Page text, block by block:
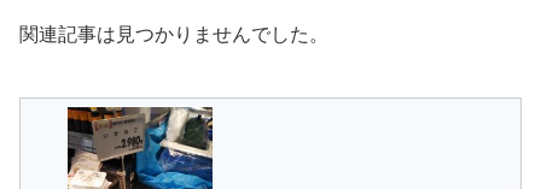
関連記事は見つかりませんでした。